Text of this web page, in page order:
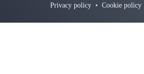
Privacy policy • Cookie policy